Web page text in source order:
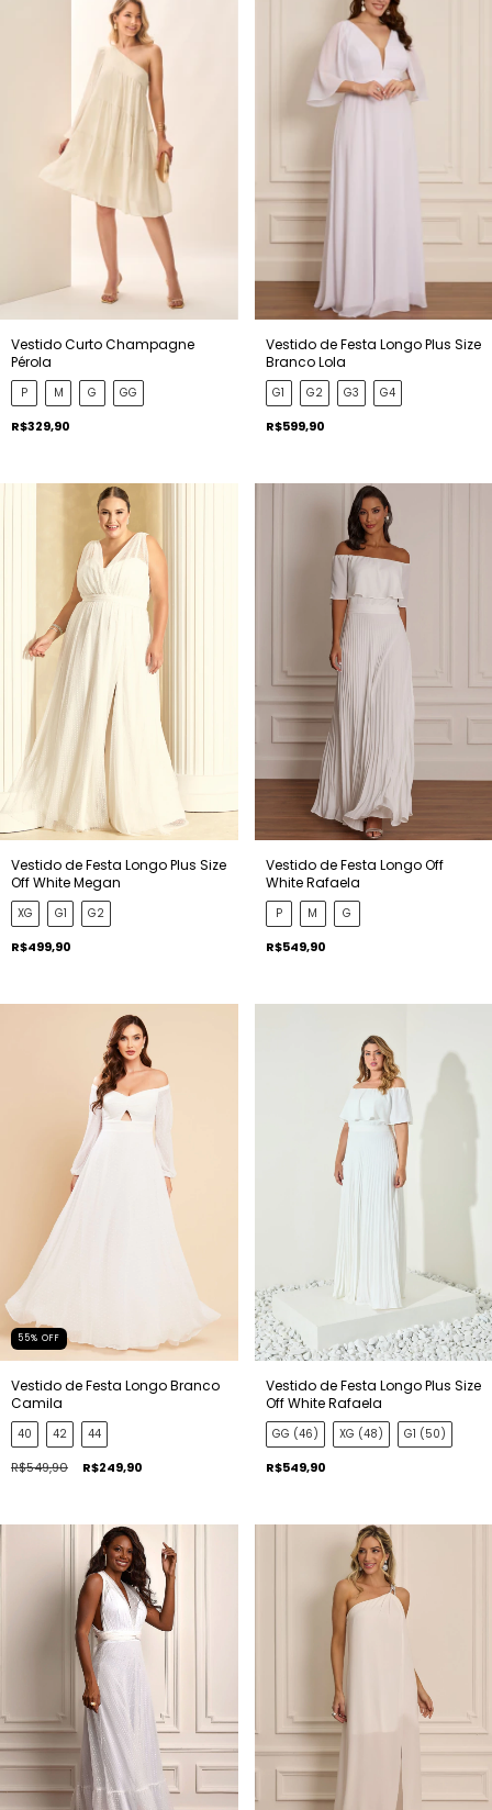
Vestido Curto Champagne
Pérola
P M G GG
R$329,90
Vestido de Festa Longo Plus Size
Branco Lola
G1 G2 G3 G4
R$599,90
Vestido de Festa Longo Plus Size
Off White Megan
XG G1 G2
R$499,90
Vestido de Festa Longo Off
White Rafaela
P M G
R$549,90
55% OFF
Vestido de Festa Longo Branco
Camila
40 42 44
R$549,90 R$249,90
Vestido de Festa Longo Plus Size
Off White Rafaela
GG (46) XG (48) G1 (50)
R$549,90